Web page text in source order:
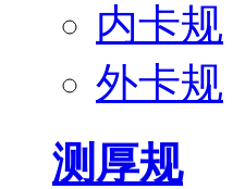
内卡规
外卡规
测厚规